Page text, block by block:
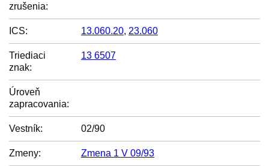
zrušenia:
ICS: 13.060.20, 23.060
Triediaci
znak:
13 6507
Úroveň
zapracovania:
Vestník: 02/90
Zmeny: Zmena 1 V 09/93